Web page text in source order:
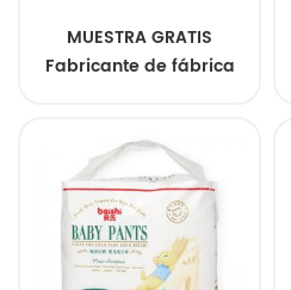
MUESTRA GRATIS
Fabricante de fábrica
recién nacidos Sleepy
Sleepy